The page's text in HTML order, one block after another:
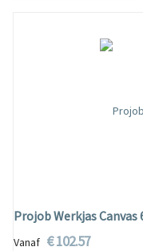
Projob Werkjas Canvas
Vanaf € 102.57